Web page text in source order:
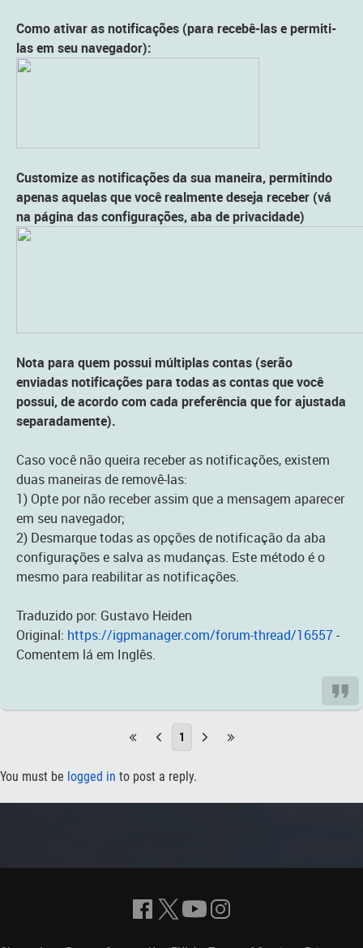
Como ativar as notificações (para recebê-las e permiti-
las em seu navegador):
Customize as notificações da sua maneira, permitindo
apenas aquelas que você realmente deseja receber (vá
na página das configurações, aba de privacidade)
Nota para quem possui múltiplas contas (serão
enviadas notificações para todas as contas que você
possui, de acordo com cada preferência que for ajustada
separadamente).
Caso você não queira receber as notificações, existem
duas maneiras de removê-las:
1) Opte por não receber assim que a mensagem aparecer
em seu navegador;
2) Desmarque todas as opções de notificação da aba
configurações e salva as mudanças. Este método é o
mesmo para reabilitar as notificações.
Traduzido por: Gustavo Heiden
Original: https://igpmanager.com/forum-thread/16557-
Comentem lá em Inglês.
1
You must be logged in to post a reply.